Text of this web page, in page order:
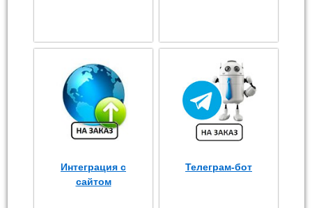
Интеграция с
сайтом
Телеграм-бот